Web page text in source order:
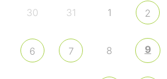
30 31 1 2
6 7 8 9